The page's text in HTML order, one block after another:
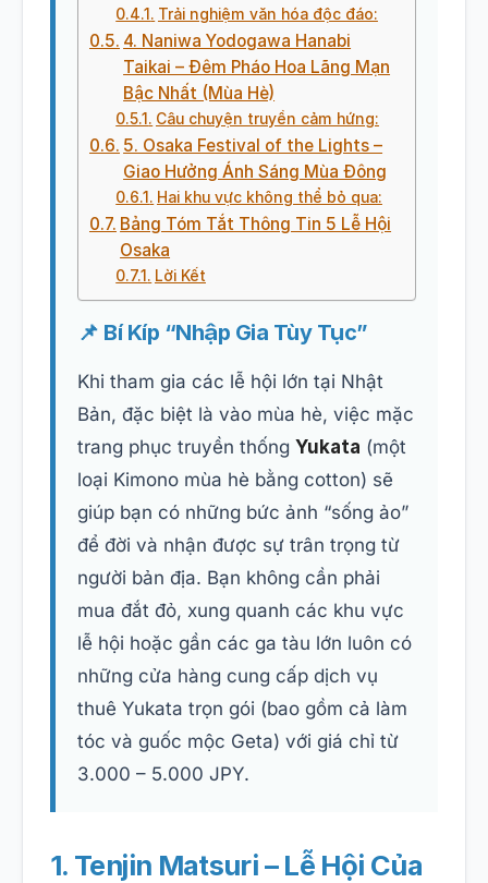
Trải nghiệm văn hóa độc đáo:
4. Naniwa Yodogawa Hanabi
Taikai – Đêm Pháo Hoa Lãng Mạn
Bậc Nhất (Mùa Hè)
Câu chuyện truyền cảm hứng:
5. Osaka Festival of the Lights –
Giao Hưởng Ánh Sáng Mùa Đông
Hai khu vực không thể bỏ qua:
Bảng Tóm Tắt Thông Tin 5 Lễ Hội
Osaka
Lời Kết
📌 Bí Kíp “Nhập Gia Tùy Tục”
Khi tham gia các lễ hội lớn tại Nhật
Bản, đặc biệt là vào mùa hè, việc mặc
trang phục truyền thống Yukata (một
loại Kimono mùa hè bằng cotton) sẽ
giúp bạn có những bức ảnh “sống ảo”
để đời và nhận được sự trân trọng từ
người bản địa. Bạn không cần phải
mua đắt đỏ, xung quanh các khu vực
lễ hội hoặc gần các ga tàu lớn luôn có
những cửa hàng cung cấp dịch vụ
thuê Yukata trọn gói (bao gồm cả làm
tóc và guốc mộc Geta) với giá chỉ từ
3.000 – 5.000 JPY.
1. Tenjin Matsuri – Lễ Hội Của